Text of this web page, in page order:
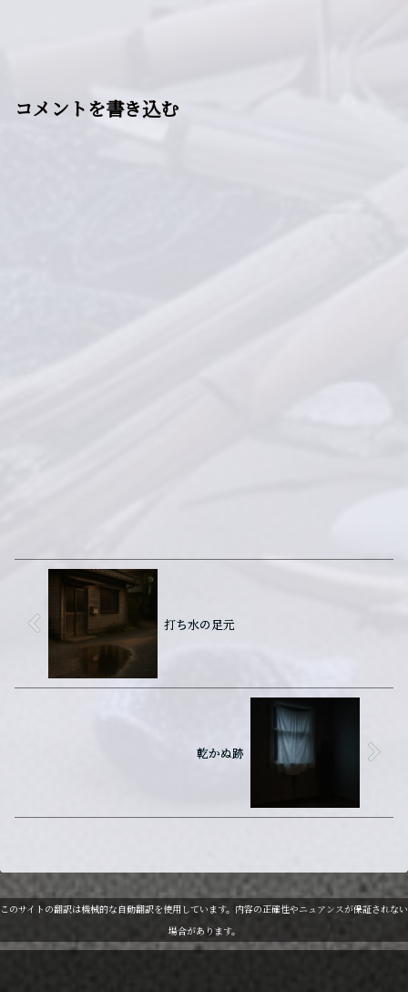
は映っていません。けれど、打
ち水の音と共に、カメラのフレー
コメントを書き込む
打ち水の足元
乾かぬ跡
このサイトの翻訳は機械的な自動翻訳を使用しています。内容の正確性やニュアンスが保証されない
場合があります。